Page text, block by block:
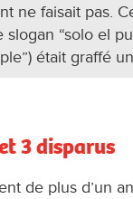
ne faisait pas.
slogan “solo el
était graffé
3 disparus
de plus d’un